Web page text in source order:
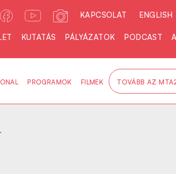
KAPCSOLAT ENGLISH
KUTATÁS PÁLYÁZATOK PODCAST
PROGRAMOK FILMEK TOVÁBB AZ